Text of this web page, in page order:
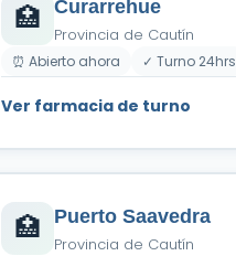
🏥 Curarrehue
Provincia de Cautín
⏰ Abierto ahora ✓ Turno 24hrs
Ver farmacia de turno
🏥 Puerto Saavedra
Provincia de Cautín